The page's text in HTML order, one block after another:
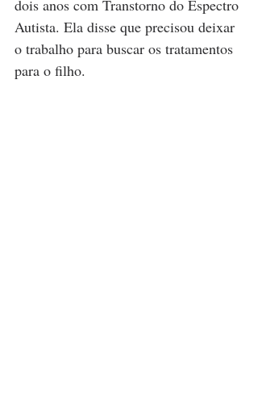
dois anos com Transtorno do Espectro
Autista. Ela disse que precisou deixar
o trabalho para buscar os tratamentos
para o filho.